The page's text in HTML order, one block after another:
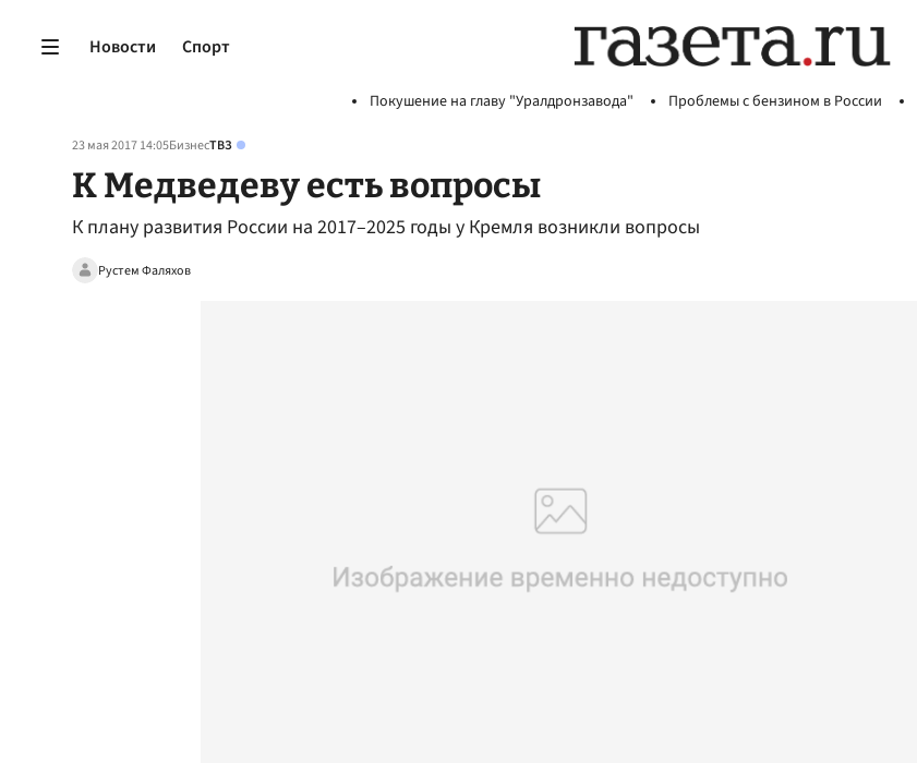
Новости Спорт
Покушение на главу "Уралдронзавода" Проблемы с бензином в России
23 мая 2017 14:05БизнесТВЗ
К Медведеву есть вопросы
К плану развития России на 2017–2025 годы у Кремля возникли вопросы
Рустем Фаляхов